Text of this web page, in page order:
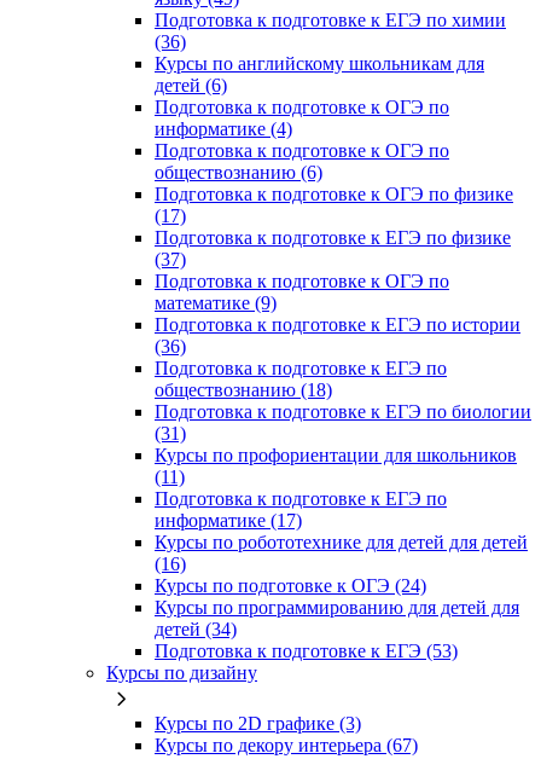
Подготовка к подготовке к ЕГЭ по химии
(36)
Курсы по английскому школьникам для
детей (6)
Подготовка к подготовке к ОГЭ по
информатике (4)
Подготовка к подготовке к ОГЭ по
обществознанию (6)
Подготовка к подготовке к ОГЭ по физике
(17)
Подготовка к подготовке к ЕГЭ по физике
(37)
Подготовка к подготовке к ОГЭ по
математике (9)
Подготовка к подготовке к ЕГЭ по истории
(36)
Подготовка к подготовке к ЕГЭ по
обществознанию (18)
Подготовка к подготовке к ЕГЭ по биологии
(31)
Курсы по профориентации для школьников
(11)
Подготовка к подготовке к ЕГЭ по
информатике (17)
Курсы по робототехнике для детей для детей
(16)
Курсы по подготовке к ОГЭ (24)
Курсы по программированию для детей для
детей (34)
Подготовка к подготовке к ЕГЭ (53)
Курсы по дизайну
Курсы по 2D графике (3)
Курсы по декору интерьера (67)